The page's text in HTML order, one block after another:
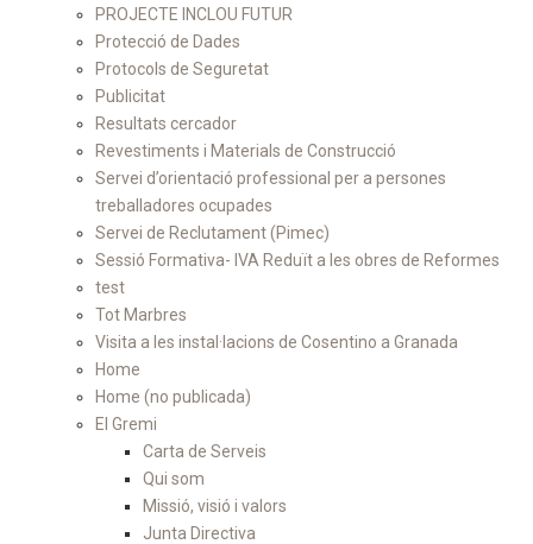
PROJECTE INCLOU FUTUR
Protecció de Dades
Protocols de Seguretat
Publicitat
Resultats cercador
Revestiments i Materials de Construcció
Servei d’orientació professional per a persones
treballadores ocupades
Servei de Reclutament (Pimec)
Sessió Formativa- IVA Reduït a les obres de Reformes
test
Tot Marbres
Visita a les instal·lacions de Cosentino a Granada
Home
Home (no publicada)
El Gremi
Carta de Serveis
Qui som
Missió, visió i valors
Junta Directiva